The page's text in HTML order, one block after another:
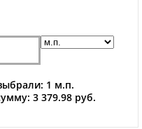
1 м.п.
3 379.98 руб.